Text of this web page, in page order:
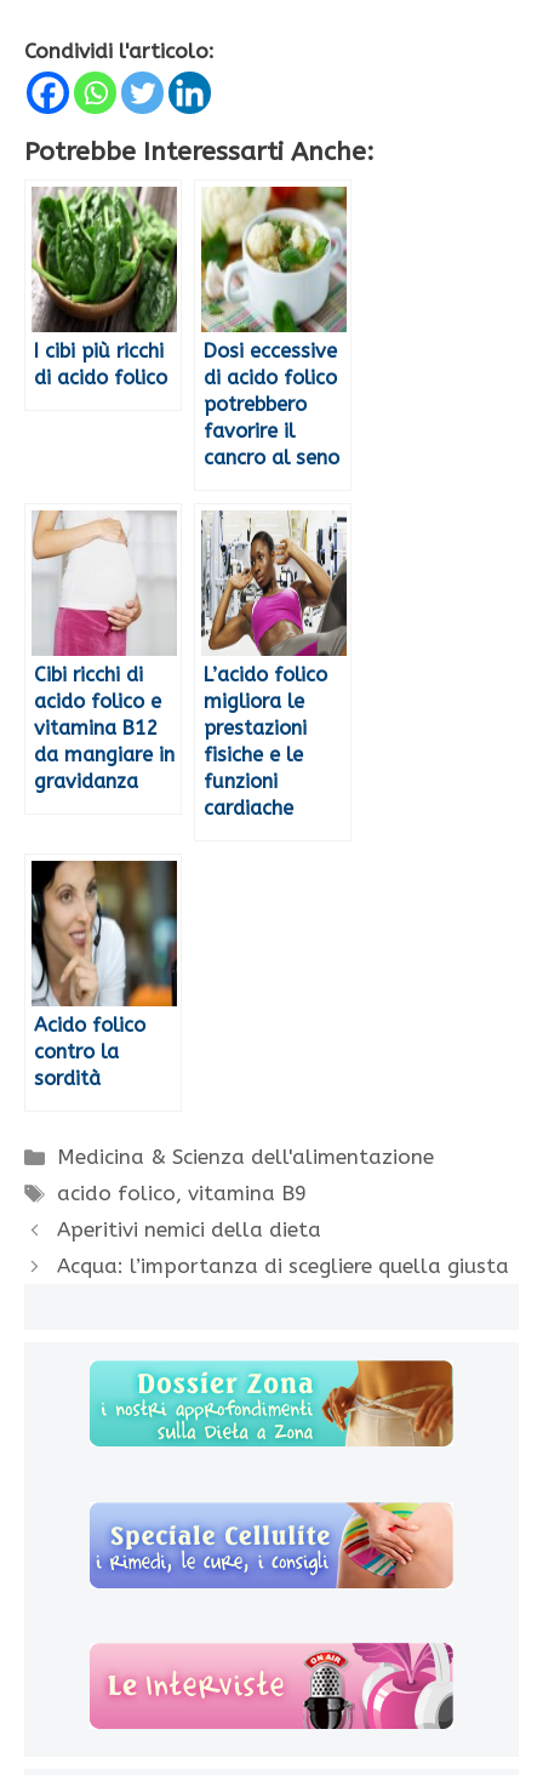
Condividi l'articolo:
Potrebbe Interessarti Anche:
I cibi più ricchi
di acido folico
Dosi eccessive
di acido folico
potrebbero
favorire il
cancro al seno
Cibi ricchi di
acido folico e
vitamina B12
da mangiare in
gravidanza
L’acido folico
migliora le
prestazioni
fisiche e le
funzioni
cardiache
Acido folico
contro la
sordità
Categorie
Medicina & Scienza dell'alimentazione
Tag
acido folico,vitamina B9
Aperitivi nemici della dieta
Acqua: l’importanza di scegliere quella giusta